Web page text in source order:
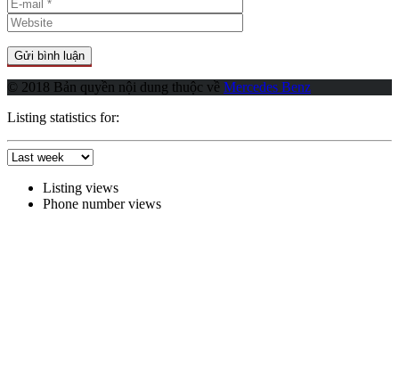
© 2018 Bản quyền nội dung thuộc về Mercedes Benz
Listing statistics for:
Listing views
Phone number views